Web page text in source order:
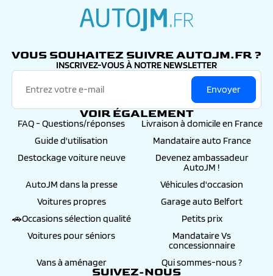
VOUS SOUHAITEZ SUIVRE AUTOJM.FR ?
INSCRIVEZ-VOUS À NOTRE NEWSLETTER
Envoyer
VOIR ÉGALEMENT
FAQ - Questions/réponses
Livraison à domicile en France
Guide d'utilisation
Mandataire auto France
Destockage voiture neuve
Devenez ambassadeur
AutoJM !
AutoJM dans la presse
Véhicules d'occasion
Voitures propres
Garage auto Belfort
🚗Occasions sélection qualité
Petits prix
Voitures pour séniors
Mandataire Vs
concessionnaire
Vans à aménager
Qui sommes-nous ?
SUIVEZ-NOUS